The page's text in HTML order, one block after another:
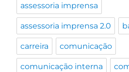
assessoria imprensa
assessoria imprensa 2.0
carreira comunicação
comunicação interna